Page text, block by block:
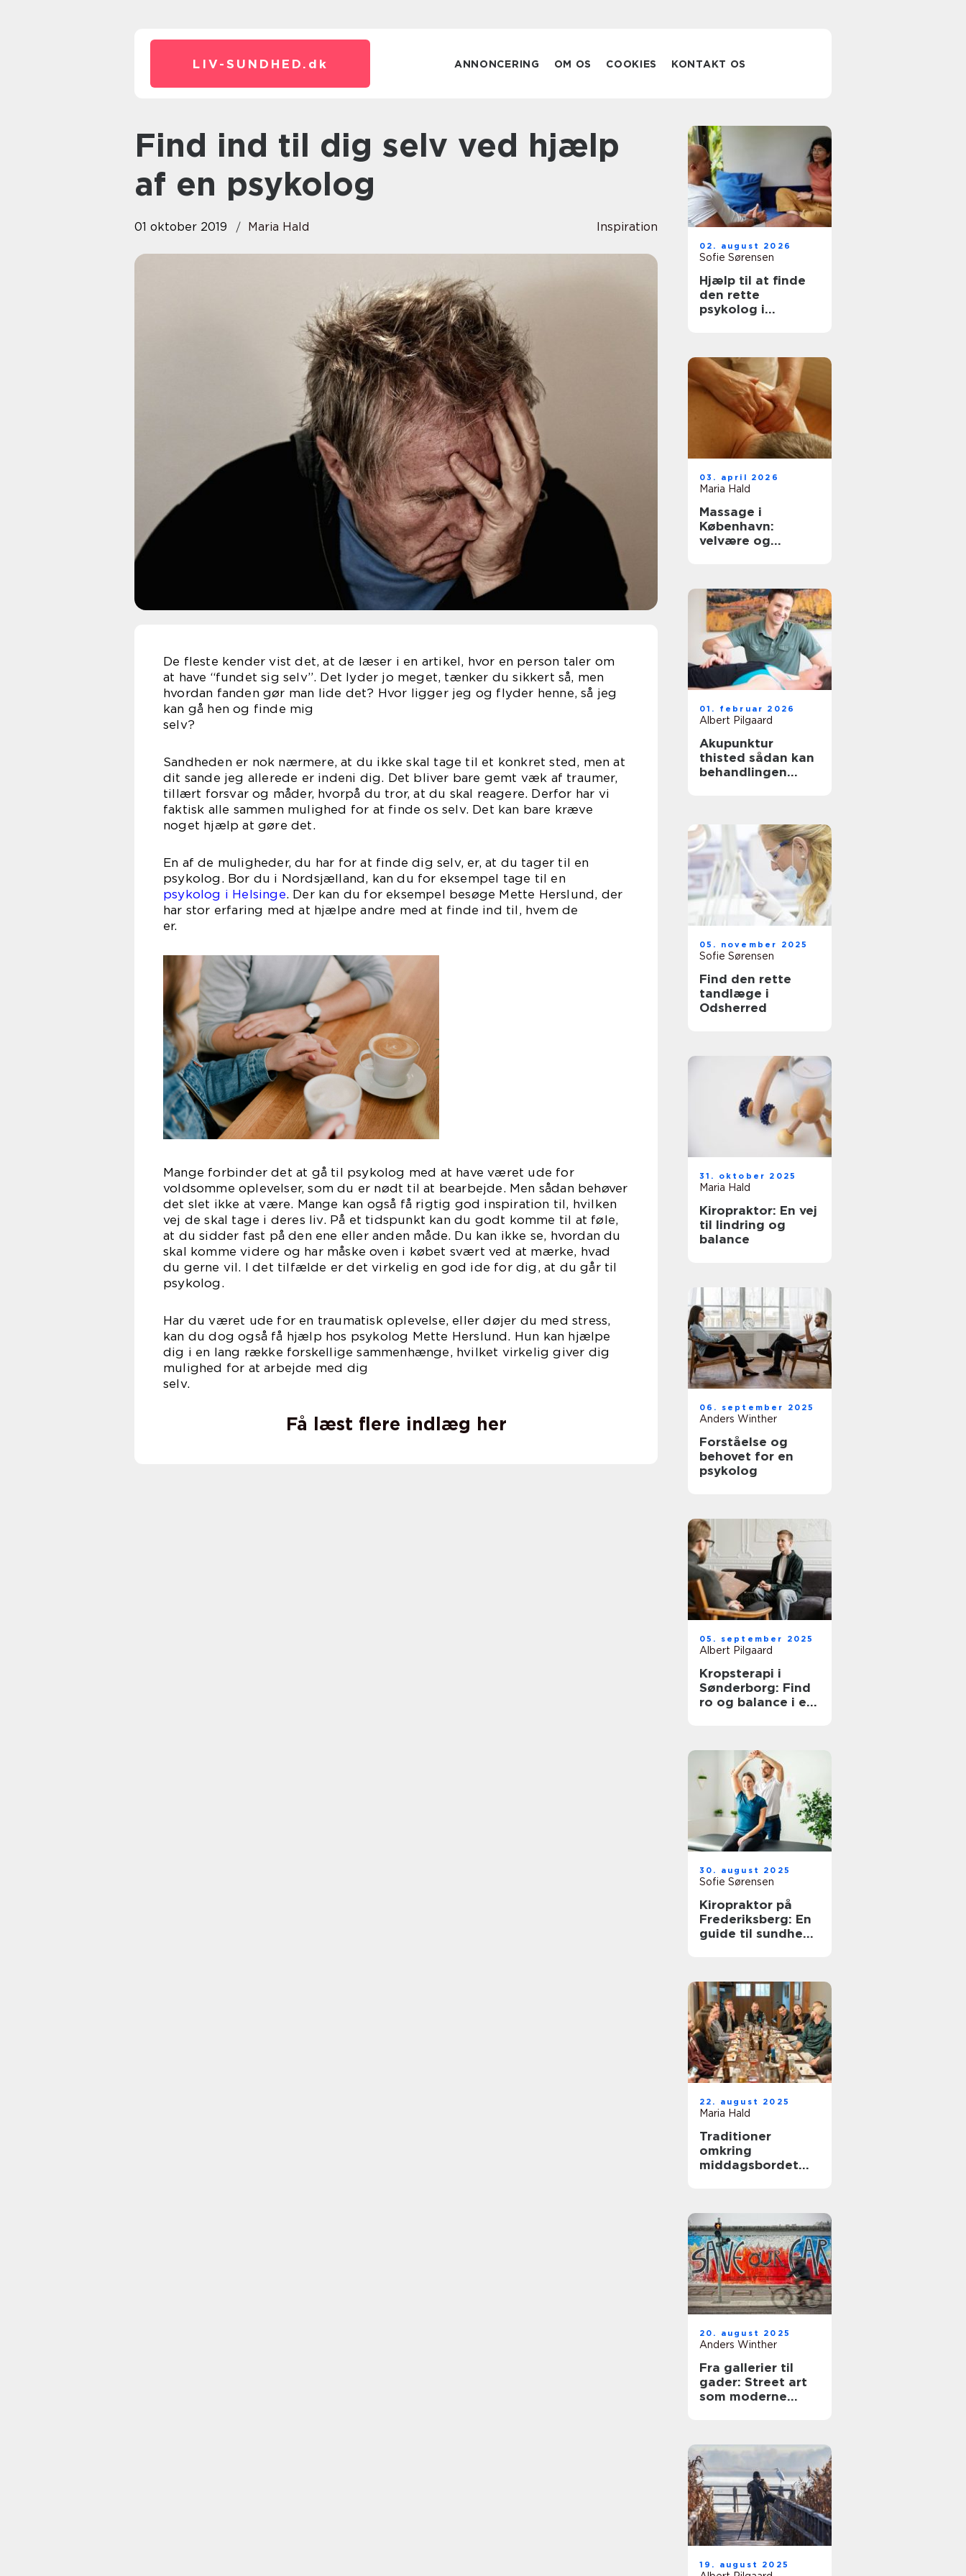
LIV-SUNDHED. dk ANNONCERING OM OS COOKIES KONTAKT OS
Find ind til dig selv ved hjælp
af en psykolog
01 oktober 2019 Maria Hald Inspiration
De fleste kender vist det, at de læser i en artikel, hvor en person taler om
at have “fundet sig selv”. Det lyder jo meget, tænker du sikkert så, men
hvordan fanden gør man lide det? Hvor ligger jeg og flyder henne, så jeg
kan gå hen og finde mig
selv?
Sandheden er nok nærmere, at du ikke skal tage til et konkret sted, men at
dit sande jeg allerede er indeni dig. Det bliver bare gemt væk af traumer,
tillært forsvar og måder, hvorpå du tror, at du skal reagere. Derfor har vi
faktisk alle sammen mulighed for at finde os selv. Det kan bare kræve
noget hjælp at gøre det.
En af de muligheder, du har for at finde dig selv, er, at du tager til en
psykolog. Bor du i Nordsjælland, kan du for eksempel tage til en
psykolog i Helsinge. Der kan du for eksempel besøge Mette Herslund, der
har stor erfaring med at hjælpe andre med at finde ind til, hvem de
er.
Mange forbinder det at gå til psykolog med at have været ude for
voldsomme oplevelser, som du er nødt til at bearbejde. Men sådan behøver
det slet ikke at være. Mange kan også få rigtig god inspiration til, hvilken
vej de skal tage i deres liv. På et tidspunkt kan du godt komme til at føle,
at du sidder fast på den ene eller anden måde. Du kan ikke se, hvordan du
skal komme videre og har måske oven i købet svært ved at mærke, hvad
du gerne vil. I det tilfælde er det virkelig en god ide for dig, at du går til
psykolog.
Har du været ude for en traumatisk oplevelse, eller døjer du med stress,
kan du dog også få hjælp hos psykolog Mette Herslund. Hun kan hjælpe
dig i en lang række forskellige sammenhænge, hvilket virkelig giver dig
mulighed for at arbejde med dig
selv.
Få læst flere indlæg her
02. august 2026
Sofie Sørensen
Hjælp til at finde
den rette
psykolog i
03. april 2026
Maria Hald
Massage i
København:
velvære og
01. februar 2026
Albert Pilgaard
Akupunktur
thisted sådan kan
behandlingen
05. november 2025
Sofie Sørensen
Find den rette
tandlæge i
Odsherred
31. oktober 2025
Maria Hald
Kiropraktor: En vej
til lindring og
balance
06. september 2025
Anders Winther
Forståelse og
behovet for en
psykolog
05. september 2025
Albert Pilgaard
Kropsterapi i
Sønderborg: Find
ro og balance i en
30. august 2025
Sofie Sørensen
Kiropraktor på
Frederiksberg: En
guide til sundhed
22. august 2025
Maria Hald
Traditioner
omkring
middagsbordet
20. august 2025
Anders Winther
Fra gallerier til
gader: Street art
som moderne
19. august 2025